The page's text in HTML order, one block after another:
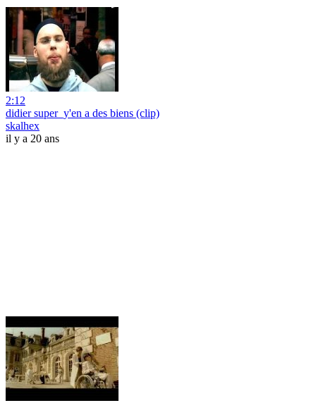
2:12
didier super_y'en a des biens (clip)
skalhex
il y a 20 ans